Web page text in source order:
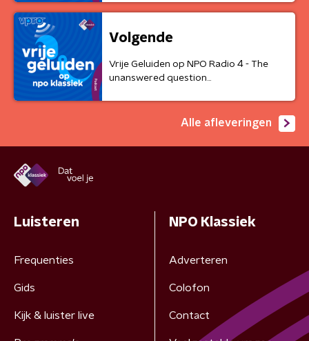
Volgende
Vrije Geluiden op NPO Radio 4 - The
unanswered question...
Alle afleveringen
Luisteren
Frequenties
Gids
Kijk & luister live
NPO Klassiek
Adverteren
Colofon
Contact